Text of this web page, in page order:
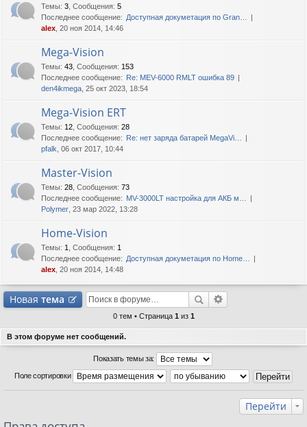
Темы: 3 Сообщения: 5
Последнее сообщение: Доступная докуметация по Gran…
alex , 20 ноя 2014, 14:46
Mega-Vision
Темы: 43 Сообщения: 153
Последнее сообщение: Re: MEV-6000 RMLT ошибка 89
den4ikmega , 25 окт 2023, 18:54
Mega-Vision ERT
Темы: 12 Сообщения: 28
Последнее сообщение: Re: нет заряда батарей MegaVi…
pfalk , 06 окт 2017, 10:44
Master-Vision
Темы: 28 Сообщения: 73
Последнее сообщение: MV-3000LT настройка для АКБ м…
Polymer , 23 мар 2022, 13:28
Home-Vision
Темы: 1 Сообщения: 1
Последнее сообщение: Доступная докуметация по Home…
alex , 20 ноя 2014, 14:48
Новая тема
0 тем • Страница 1 из 1
В этом форуме нет сообщений.
Показать темы за:
Поле сортировки
Перейти